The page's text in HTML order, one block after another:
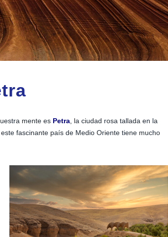
mente es Petra , la ciudad rosa tallada en la
fascinante país de Medio Oriente tiene mucho